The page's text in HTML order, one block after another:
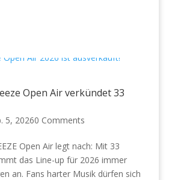
Open Air verkündet 33
5, 20260 Comments
Open Air legt nach: Mit 33
das Line-up für 2026 immer
an. Fans harter Musik dürfen sich